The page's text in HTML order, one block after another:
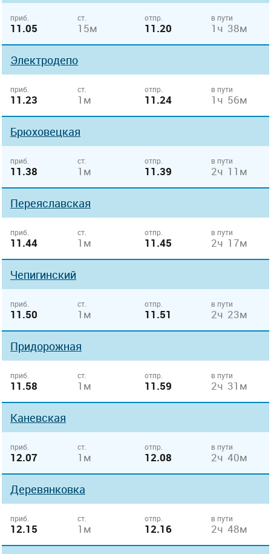
приб.
11.05
ст.
15м
отпр.
11.20
в пути
1ч 38м
Электродепо
приб.
11.23
ст.
1м
отпр.
11.24
в пути
1ч 56м
Брюховецкая
приб.
11.38
ст.
1м
отпр.
11.39
в пути
2ч 11м
Переяславская
приб.
11.44
ст.
1м
отпр.
11.45
в пути
2ч 17м
Чепигинский
приб.
11.50
ст.
1м
отпр.
11.51
в пути
2ч 23м
Придорожная
приб.
11.58
ст.
1м
отпр.
11.59
в пути
2ч 31м
Каневская
приб.
12.07
ст.
1м
отпр.
12.08
в пути
2ч 40м
Деревянковка
приб.
12.15
ст.
1м
отпр.
12.16
в пути
2ч 48м